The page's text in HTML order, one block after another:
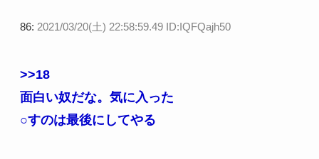
86: 2021/03/20(土) 22:58:59.49 ID:IQFQajh50
>>18
面白い奴だな。気に入った
○すのは最後にしてやる